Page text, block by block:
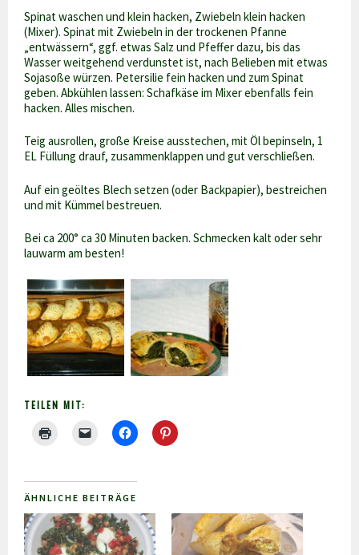
Spinat waschen und klein hacken, Zwiebeln klein hacken
(Mixer). Spinat mit Zwiebeln in der trockenen Pfanne
„entwässern“, ggf. etwas Salz und Pfeffer dazu, bis das
Wasser weitgehend verdunstet ist, nach Belieben mit etwas
Sojasoße würzen. Petersilie fein hacken und zum Spinat
geben. Abkühlen lassen: Schafkäse im Mixer ebenfalls fein
hacken. Alles mischen.
Teig ausrollen, große Kreise ausstechen, mit Öl bepinseln, 1
EL Füllung drauf, zusammenklappen und gut verschließen.
Auf ein geöltes Blech setzen (oder Backpapier), bestreichen
und mit Kümmel bestreuen.
Bei ca 200° ca 30 Minuten backen. Schmecken kalt oder sehr
lauwarm am besten!
TEILEN MIT:
ÄHNLICHE BEITRÄGE